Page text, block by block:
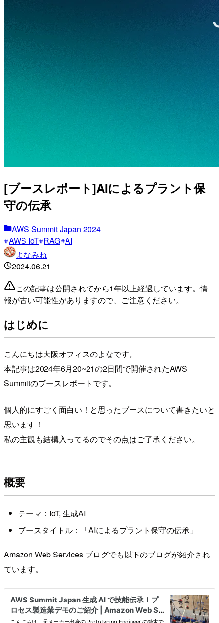
[ブースレポート]AIによるプラント保
守の伝承
AWS Summit Japan 2024
AWS IoT RAG AI
よなみね
2024.06.21
この記事は公開されてから1年以上経過しています。情
報が古い可能性がありますので、ご注意ください。
はじめに
こんにちは大阪オフィスのよなです。
本記事は2024年6月20~21の2日間で開催されたAWS
Summitのブースレポートです。
個人的にすごく面白い！と思ったブースについて書きたいと
思います！
私の主観も結構入ってるのでその点はご了承ください。
概要
テーマ：IoT, 生成AI
ブースタイトル：「AIによるプラント保守の伝承」
Amazon Web Services ブログでも以下のブログが紹介され
ています。